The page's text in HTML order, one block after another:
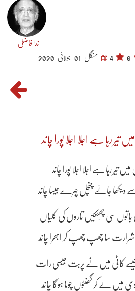
ندا فاضلی
4 منگل-01-جولائی-2020
تیر رہا ہے اجلا اجلا پورا چاند
تیر رہا ہے اجلا اجلا پورا چاند
دیکھا جاۓ چنچل چہرے جیسا چاند
باتوں سی چھِٹکیں تاروں کی کلیاں
شرارت سا چھپ چھپ کر ابھرا چاند
کیسے کاٹی میں نے پربت جیسی رات
میں لے کر گھنٹوں چوما ہوگا چاند